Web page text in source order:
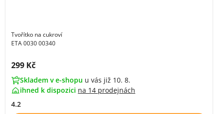
Tvořítko na cukroví
ETA 0030 00340
Cena s DPH:
299 Kč
Skladem v e-shopu u vás již 10. 8.
ihned k dispozici na 14 prodejnách
4.2